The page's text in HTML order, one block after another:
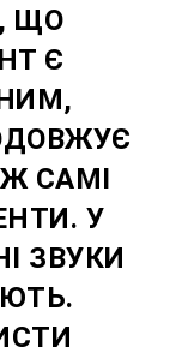
ЩО
Є
САМІ
У
ЗВУКИ